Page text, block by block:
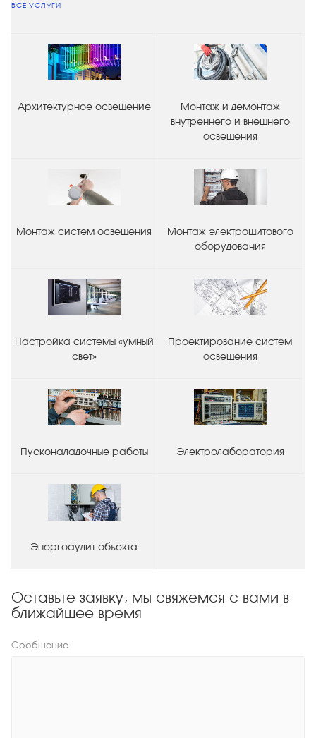
ВСЕ УСЛУГИ
Архитектурное освещение
Монтаж и демонтаж
внутреннего и внешнего
освещения
Монтаж систем освещения
Монтаж электрощитового
оборудования
Настройка системы «умный
свет»
Проектирование систем
освещения
Пусконаладочные работы Электролаборатория
Энергоаудит объекта
Оставьте заявку, мы свяжемся с вами в
ближайшее время
Сообщение